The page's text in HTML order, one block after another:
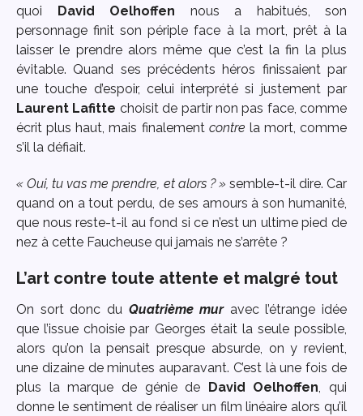
quoi David Oelhoffen nous a habitués, son
personnage finit son périple face à la mort, prêt à la
laisser le prendre alors même que c’est la fin la plus
évitable. Quand ses précédents héros finissaient par
une touche d’espoir, celui interprété si justement par
Laurent Lafitte choisit de partir non pas face, comme
écrit plus haut, mais finalement contre la mort, comme
s’il la défiait.
« Oui, tu vas me prendre, et alors ? » semble-t-il dire. Car
quand on a tout perdu, de ses amours à son humanité,
que nous reste-t-il au fond si ce n’est un ultime pied de
nez à cette Faucheuse qui jamais ne s’arrête ?
L’art contre toute attente et malgré tout
On sort donc du Quatrième mur avec l’étrange idée
que l’issue choisie par Georges était la seule possible,
alors qu’on la pensait presque absurde, on y revient,
une dizaine de minutes auparavant. C’est là une fois de
plus la marque de génie de
David Oelhoffen, qui
donne le sentiment de réaliser un film linéaire alors qu’il